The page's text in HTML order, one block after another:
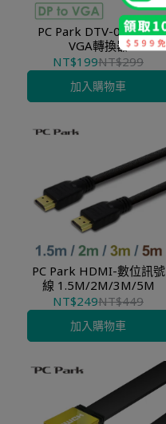
PC Park DTV-01 DP轉
VGA轉換器
NT$199NT$299
加入購物車
PC Park HDMI-數位訊號
線 1.5M/2M/3M/5M
NT$249NT$449
加入購物車